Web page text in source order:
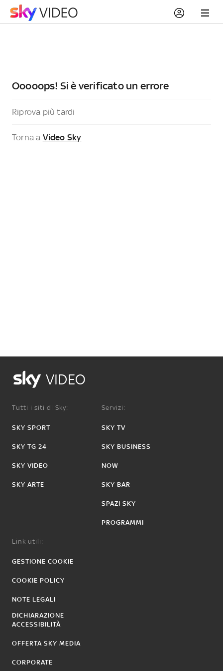
Ooooops! Si è verificato un errore
Riprova più tardi
Torna a Video Sky
VIDEO
Tutti i siti di Sky:
SKY SPORT
SKY TG 24
SKY VIDEO
SKY ARTE
Servizi:
SKY TV
SKY BUSINESS
NOW
SKY BAR
SPAZI SKY
PROGRAMMI
Link utili:
GESTIONE COOKIE
COOKIE POLICY
NOTE LEGALI
DICHIARAZIONE
ACCESSIBILITÀ
OFFERTA SKY MEDIA
CORPORATE